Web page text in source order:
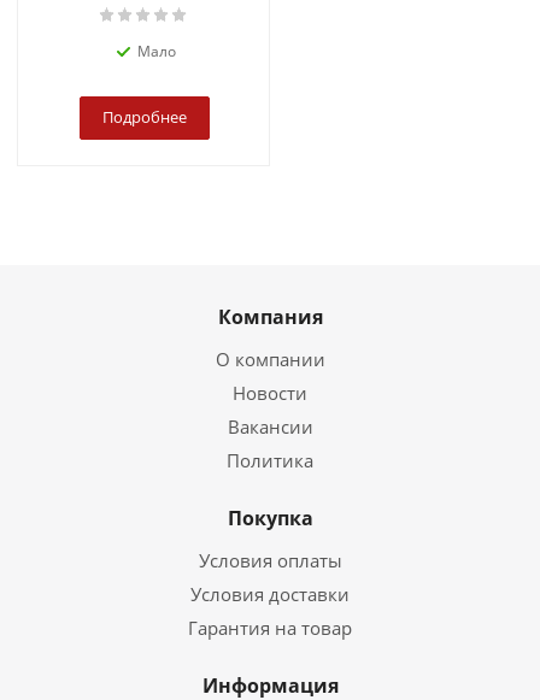
Мало
Подробнее
Компания
О компании
Новости
Вакансии
Политика
Покупка
Условия оплаты
Условия доставки
Гарантия на товар
Информация